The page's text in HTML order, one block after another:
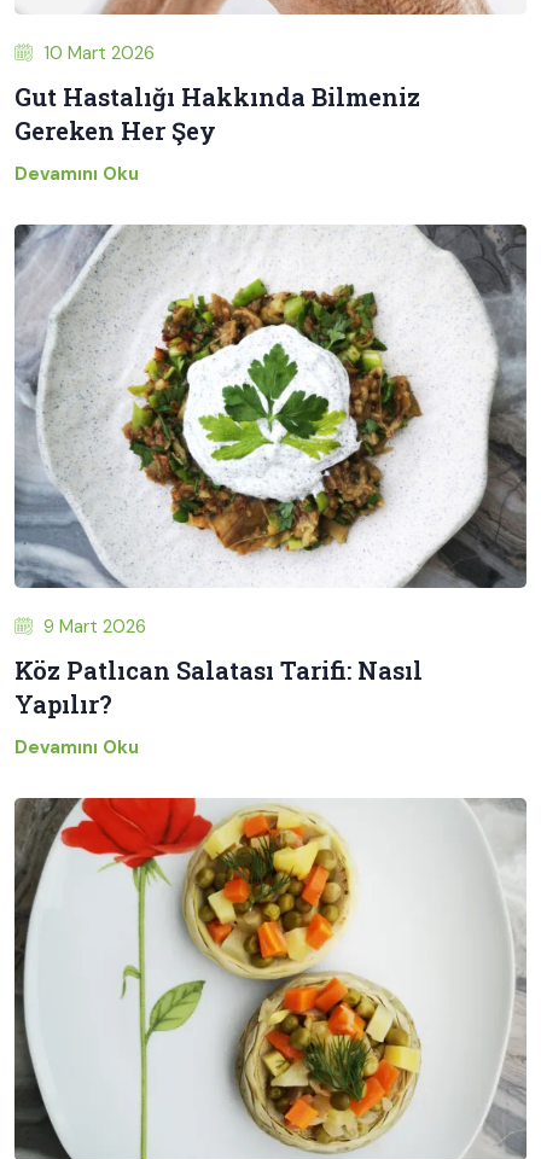
10 Mart 2026
Gut Hastalığı Hakkında Bilmeniz
Gereken Her Şey
Devamını Oku
9 Mart 2026
Köz Patlıcan Salatası Tarifi: Nasıl
Yapılır?
Devamını Oku